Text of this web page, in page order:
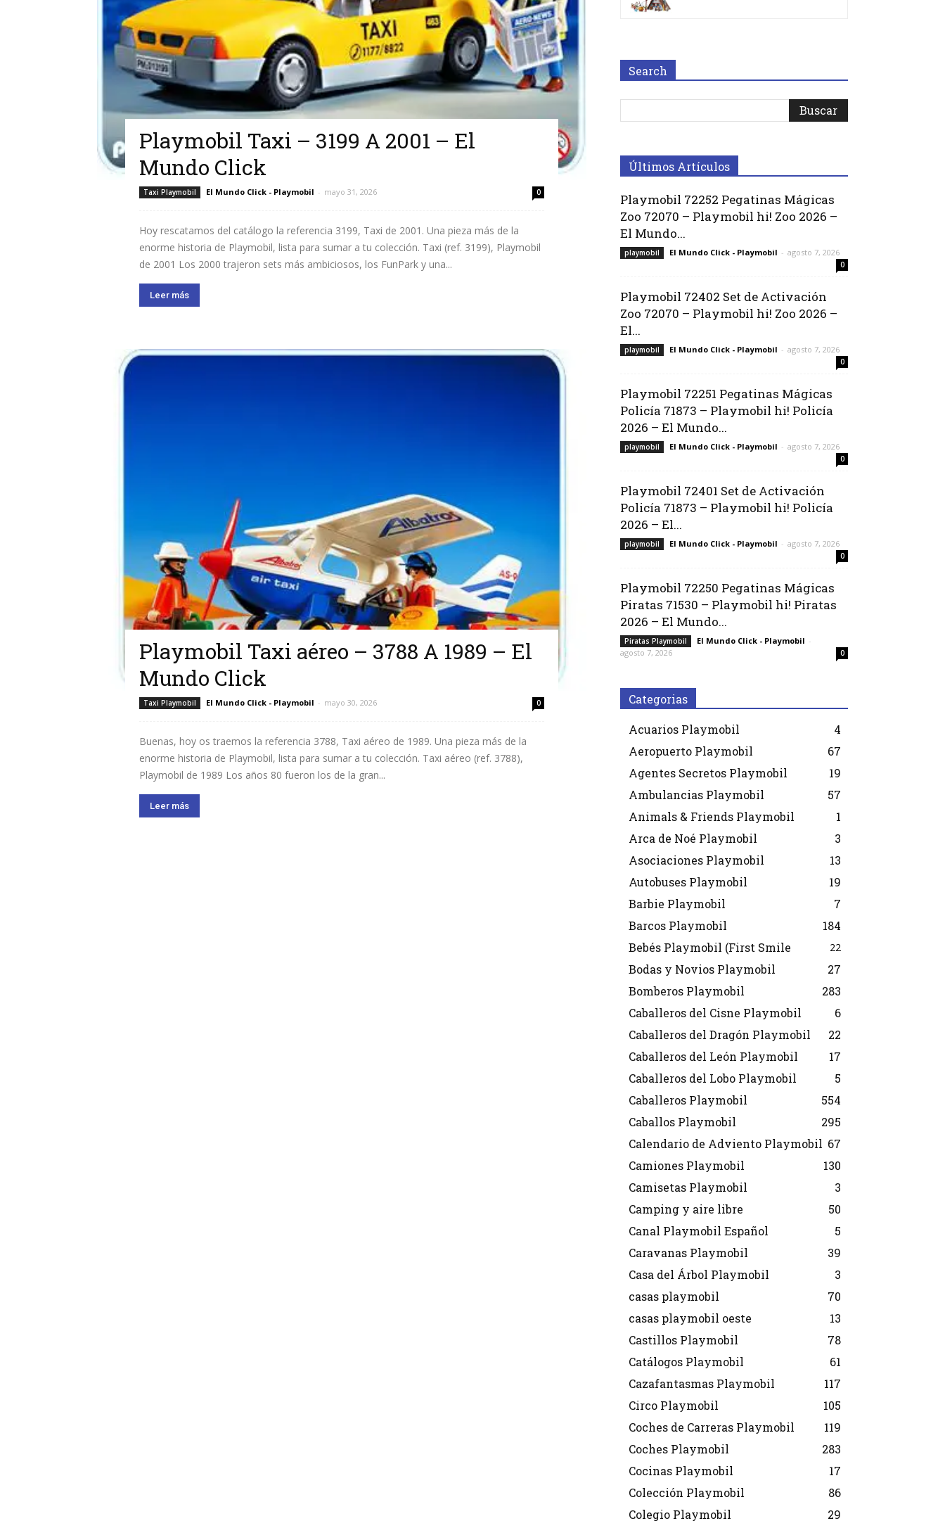
Playmobil Taxi – 3199 A 2001 – El
Mundo Click
Taxi Playmobil El Mundo Click - Playmobil - mayo 31, 2026 0
Hoy rescatamos del catálogo la referencia 3199, Taxi de 2001. Una pieza más de la
enorme historia de Playmobil, lista para sumar a tu colección. Taxi (ref. 3199), Playmobil
de 2001 Los 2000 trajeron sets más ambiciosos, los FunPark y una...
Leer más
Playmobil Taxi aéreo – 3788 A 1989 – El
Mundo Click
Taxi Playmobil El Mundo Click - Playmobil - mayo 30, 2026 0
Buenas, hoy os traemos la referencia 3788, Taxi aéreo de 1989. Una pieza más de la
enorme historia de Playmobil, lista para sumar a tu colección. Taxi aéreo (ref. 3788),
Playmobil de 1989 Los años 80 fueron los de la gran...
Leer más
Search
Últimos Artículos
Playmobil 72252 Pegatinas Mágicas
Zoo 72070 – Playmobil hi! Zoo 2026 –
El Mundo...
playmobil El Mundo Click - Playmobil - agosto 7, 2026
0
Playmobil 72402 Set de Activación
Zoo 72070 – Playmobil hi! Zoo 2026 –
El...
playmobil El Mundo Click - Playmobil - agosto 7, 2026
0
Playmobil 72251 Pegatinas Mágicas
Policía 71873 – Playmobil hi! Policía
2026 – El Mundo...
playmobil El Mundo Click - Playmobil - agosto 7, 2026
0
Playmobil 72401 Set de Activación
Policía 71873 – Playmobil hi! Policía
2026 – El...
playmobil El Mundo Click - Playmobil - agosto 7, 2026
0
Playmobil 72250 Pegatinas Mágicas
Piratas 71530 – Playmobil hi! Piratas
2026 – El Mundo...
Piratas Playmobil El Mundo Click - Playmobil -
agosto 7, 2026
0
Categorias
Acuarios Playmobil
4
Aeropuerto Playmobil
67
Agentes Secretos Playmobil
19
Ambulancias Playmobil
57
Animals & Friends Playmobil
1
Arca de Noé Playmobil
3
Asociaciones Playmobil
13
Autobuses Playmobil
19
Barbie Playmobil
7
Barcos Playmobil
184
Bebés Playmobil (First Smile
22
Bodas y Novios Playmobil
27
Bomberos Playmobil
283
Caballeros del Cisne Playmobil
6
Caballeros del Dragón Playmobil
22
Caballeros del León Playmobil
17
Caballeros del Lobo Playmobil
5
Caballeros Playmobil
554
Caballos Playmobil
295
Calendario de Adviento Playmobil 67
Camiones Playmobil
130
Camisetas Playmobil
3
Camping y aire libre
50
Canal Playmobil Español
5
Caravanas Playmobil
39
Casa del Árbol Playmobil
3
casas playmobil
70
casas playmobil oeste
13
Castillos Playmobil
78
Catálogos Playmobil
61
Cazafantasmas Playmobil
117
Circo Playmobil
105
Coches de Carreras Playmobil
119
Coches Playmobil
283
Cocinas Playmobil
17
Colección Playmobil
86
Colegio Playmobil
29